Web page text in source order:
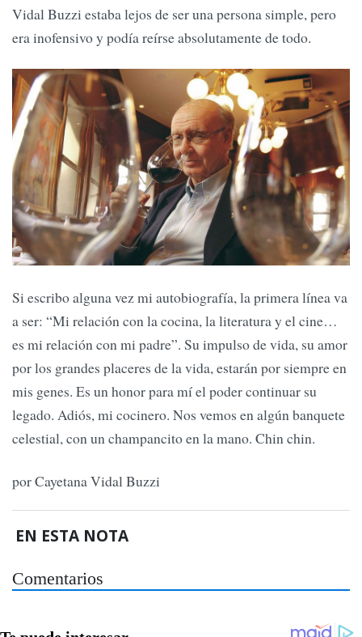
Vidal Buzzi estaba lejos de ser una persona simple, pero
era inofensivo y podía reírse absolutamente de todo.
Si escribo alguna vez mi autobiografía, la primera línea va
a ser: “Mi relación con la cocina, la literatura y el cine…
es mi relación con mi padre”. Su impulso de vida, su amor
por los grandes placeres de la vida, estarán por siempre en
mis genes. Es un honor para mí el poder continuar su
legado. Adiós, mi cocinero. Nos vemos en algún banquete
celestial, con un champancito en la mano. Chin chin.
por Cayetana Vidal Buzzi
EN ESTA NOTA
Comentarios